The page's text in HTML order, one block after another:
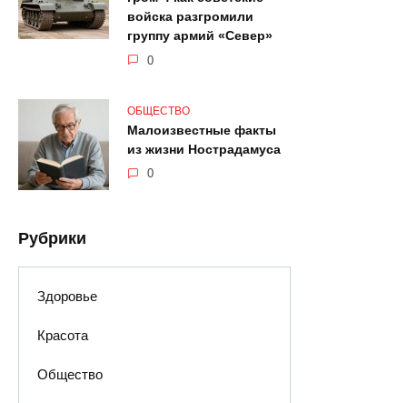
войска разгромили
группу армий «Север»
0
ОБЩЕСТВО
Малоизвестные факты
из жизни Нострадамуса
0
Рубрики
Здоровье
Красота
Общество